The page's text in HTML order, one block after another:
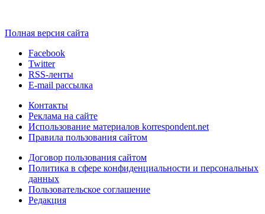
Полная версия сайта
Facebook
Twitter
RSS-ленты
E-mail рассылка
Контакты
Реклама на сайте
Использование материалов korrespondent.net
Правила пользования сайтом
Договор пользования сайтом
Политика в сфере конфиденциальности и персональных
данных
Пользовательское соглашение
Редакция